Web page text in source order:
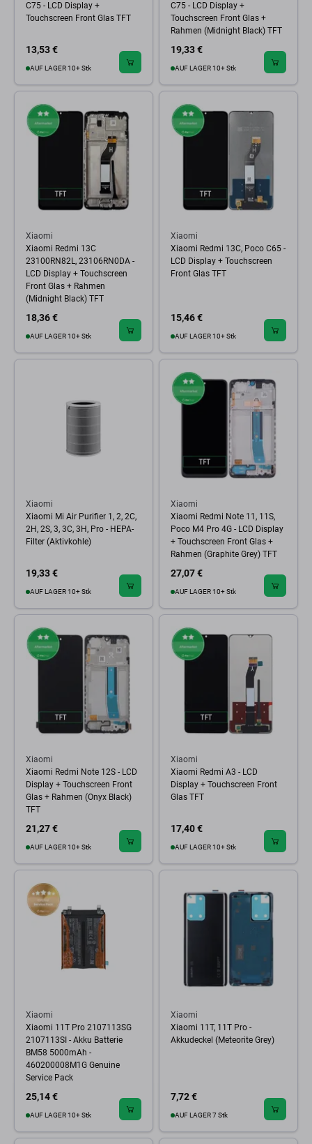
C75 - LCD Display +
Touchscreen Front Glas TFT
13,53 €
AUF LAGER 10+ Stk
C75 - LCD Display +
Touchscreen Front Glas +
Rahmen (Midnight Black) TFT
19,33 €
AUF LAGER 10+ Stk
Xiaomi
Xiaomi Redmi 13C
23100RN82L, 23106RN0DA -
LCD Display + Touchscreen
Front Glas + Rahmen
(Midnight Black) TFT
18,36 €
AUF LAGER 10+ Stk
Xiaomi
Xiaomi Redmi 13C, Poco C65 -
LCD Display + Touchscreen
Front Glas TFT
15,46 €
AUF LAGER 10+ Stk
Xiaomi
Xiaomi Mi Air Purifier 1, 2, 2C,
2H, 2S, 3, 3C, 3H, Pro - HEPA-
Filter (Aktivkohle)
19,33 €
AUF LAGER 10+ Stk
Xiaomi
Xiaomi Redmi Note 11, 11S,
Poco M4 Pro 4G - LCD Display
+ Touchscreen Front Glas +
Rahmen (Graphite Grey) TFT
27,07 €
AUF LAGER 10+ Stk
Xiaomi
Xiaomi Redmi Note 12S - LCD
Display + Touchscreen Front
Glas + Rahmen (Onyx Black)
TFT
21,27 €
AUF LAGER 10+ Stk
Xiaomi
Xiaomi Redmi A3 - LCD
Display + Touchscreen Front
Glas TFT
17,40 €
AUF LAGER 10+ Stk
Xiaomi
Xiaomi 11T Pro 2107113SG
2107113SI - Akku Batterie
BM58 5000mAh -
460200008M1G Genuine
Service Pack
25,14 €
AUF LAGER 10+ Stk
Xiaomi
Xiaomi 11T, 11T Pro -
Akkudeckel (Meteorite Grey)
7,72 €
AUF LAGER 7 Stk